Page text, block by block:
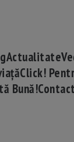
Actualitate
Click!
Bună!Contact